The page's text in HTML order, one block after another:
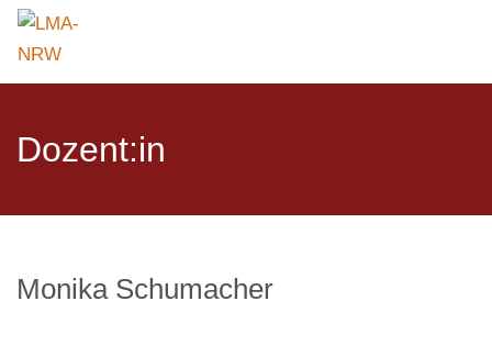
Dozent:in
Monika Schumacher